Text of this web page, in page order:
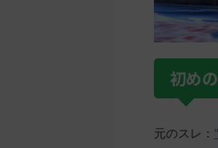
初め
元のスレ：